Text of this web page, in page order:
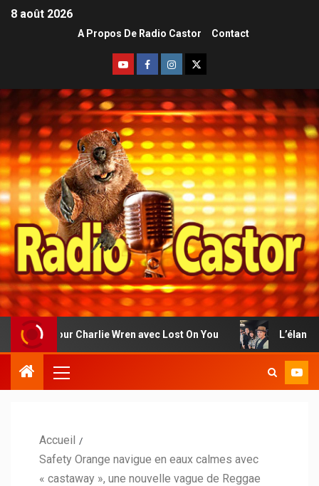
8 août 2026
A Propos De Radio Castor Contact
Charlie Wren avec Lost On You L’élan festif et
Accueil
Safety Orange navigue en eaux calmes avec
« castaway », une nouvelle vague de Reggae